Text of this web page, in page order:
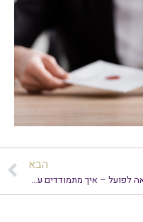
הבא
הוצאה לפועל – איך מתמודדים עם צו עיכוב יציאה מן הארץ?